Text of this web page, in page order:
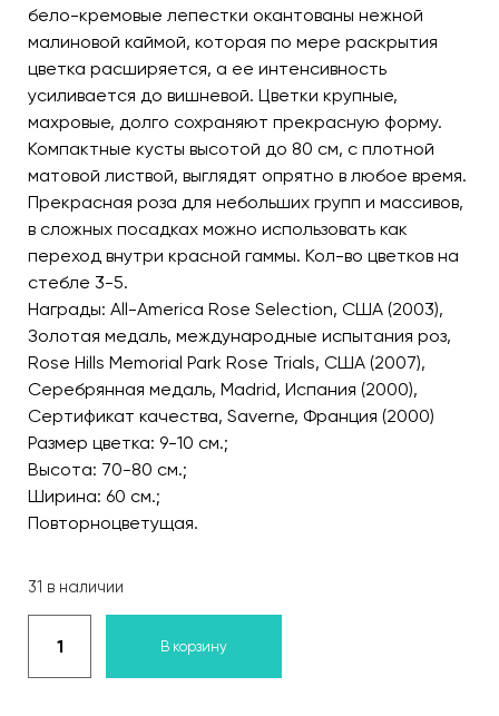
бело-кремовые лепестки окантованы нежной
малиновой каймой, которая по мере раскрытия
цветка расширяется, а ее интенсивность
усиливается до вишневой. Цветки крупные,
махровые, долго сохраняют прекрасную форму.
Компактные кусты высотой до 80 см, с плотной
матовой листвой, выглядят опрятно в любое время.
Прекрасная роза для небольших групп и массивов,
в сложных посадках можно использовать как
переход внутри красной гаммы. Кол-во цветков на
стебле 3-5.
Награды: All-America Rose Selection, США (2003),
Золотая медаль, международные испытания роз,
Rose Hills Memorial Park Rose Trials, США (2007),
Серебрянная медаль, Madrid, Испания (2000),
Сертификат качества, Saverne, Франция (2000)
Размер цветка: 9-10 см.;
Высота: 70-80 см.;
Ширина: 60 см.;
Повторноцветущая.
31 в наличии
В корзину